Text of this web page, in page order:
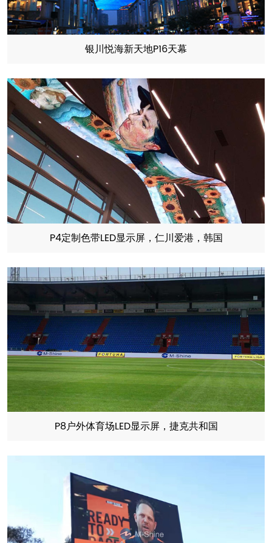
银川悦海新天地P16天幕
P4定制色带LED显示屏，仁川爱港，韩国
P8户外体育场LED显示屏，捷克共和国